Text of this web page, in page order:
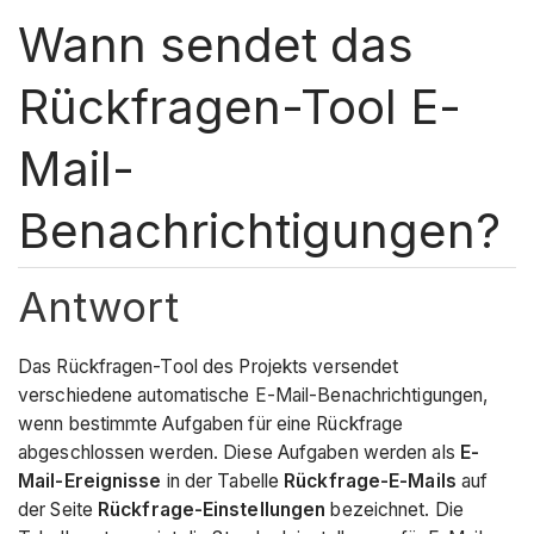
Wann sendet das
Rückfragen-Tool E-
Mail-
Benachrichtigungen?
Antwort
Das Rückfragen-Tool des Projekts versendet
verschiedene automatische E-Mail-Benachrichtigungen,
wenn bestimmte Aufgaben für eine Rückfrage
abgeschlossen werden. Diese Aufgaben werden als E-
Mail-Ereignisse in der Tabelle Rückfrage-E-Mails auf
der Seite Rückfrage-Einstellungen bezeichnet. Die